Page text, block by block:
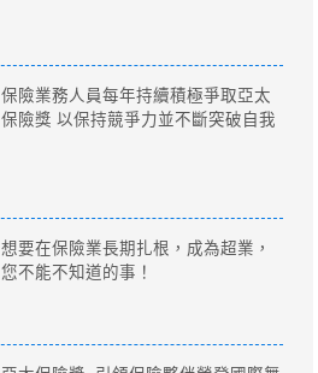
保險業務人員每年持續積極爭取亞太
保險獎 以保持競爭力並不斷突破自我
想要在保險業長期扎根，成為超業，
您不能不知道的事！